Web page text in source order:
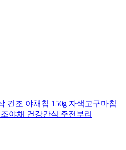
건조 야채칩 150g 자색고구마칩
야채 건강간식 주전부리